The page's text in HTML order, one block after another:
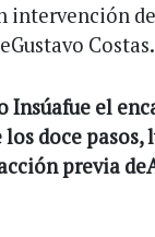
intervención
Costas.
el
doce pasos,
previa